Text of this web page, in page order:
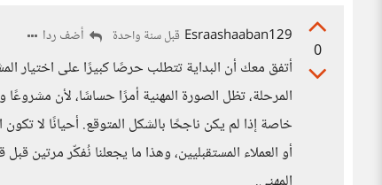
0
Esraashaaban129 قبل سنة واحدة أضف ردا
أتفق معك أن البداية تتطلب حرصًا كبيرًا على اختيار
المرحلة، تظل الصورة المهنية أمرًا حساسًا، لأن
خاصة إذا لم يكن ناجحًا بالشكل المتوقع. أحيانًا لا
أو العملاء المستقبليين، وهذا ما يجعلنا نُفكّر